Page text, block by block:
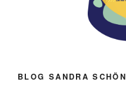
BLOG SANDRA SCHÖN